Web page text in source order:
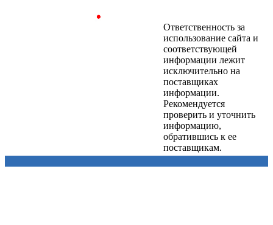
Ответственность за
использование сайта и
соответствующей
информации лежит
исключительно на
поставщиках
информации.
Рекомендуется
проверить и уточнить
информацию,
обратившись к ее
поставщикам.